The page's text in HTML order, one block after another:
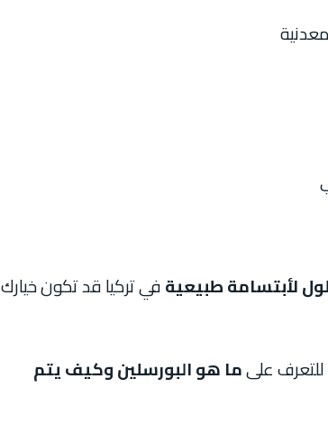
لأبتسامة طبيعيةفي تركيا قد تكون خيارك
علىما هو البورسلين وكيف يتم